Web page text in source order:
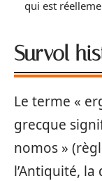
qui est
Survol
Le terme «
grecque
nomos »
l’Antiquité,